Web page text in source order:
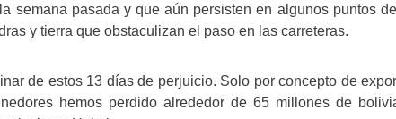
semana pasada y que aún persisten en algunos puntos
y tierra que obstaculizan el paso en las carreteras.
de estos 13 días de perjuicio. Solo por concepto de
hemos perdido alrededor de 65 millones de